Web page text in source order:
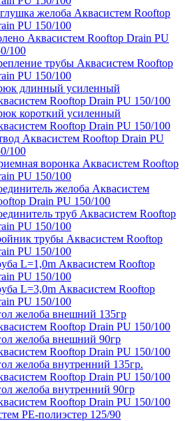
желоба Аквасистем Rooftop
PU 150/100
Аквасистем Rooftop Drain PU
100
трубы Аквасистем Rooftop
PU 150/100
длинный усиленный
Rooftop Drain PU 150/100
короткий усиленный
Rooftop Drain PU 150/100
Аквасистем Rooftop Drain PU
100
воронка Аквасистем Rooftop
PU 150/100
желоба Аквасистем
Drain PU 150/100
труб Аквасистем Rooftop
PU 150/100
трубы Аквасистем Rooftop
PU 150/100
L=1,0m Аквасистем Rooftop
PU 150/100
L=3,0m Аквасистем Rooftop
PU 150/100
желоба внешний 135гр
Rooftop Drain PU 150/100
желоба внешний 90гр
Rooftop Drain PU 150/100
желоба внутренний 135гр.
Rooftop Drain PU 150/100
желоба внутренний 90гр
Rooftop Drain PU 150/100
PE-полиэстер 125/90